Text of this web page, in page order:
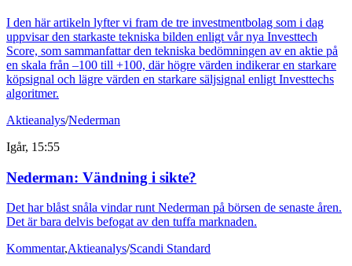
I den här artikeln lyfter vi fram de tre investmentbolag som i dag
uppvisar den starkaste tekniska bilden enligt vår nya Investtech
Score, som sammanfattar den tekniska bedömningen av en aktie på
en skala från –100 till +100, där högre värden indikerar en starkare
köpsignal och lägre värden en starkare säljsignal enligt Investtechs
algoritmer.
Aktieanalys/Nederman
Igår, 15:55
Nederman: Vändning i sikte?
Det har blåst snåla vindar runt Nederman på börsen de senaste åren.
Det är bara delvis befogat av den tuffa marknaden.
Kommentar,Aktieanalys/Scandi Standard